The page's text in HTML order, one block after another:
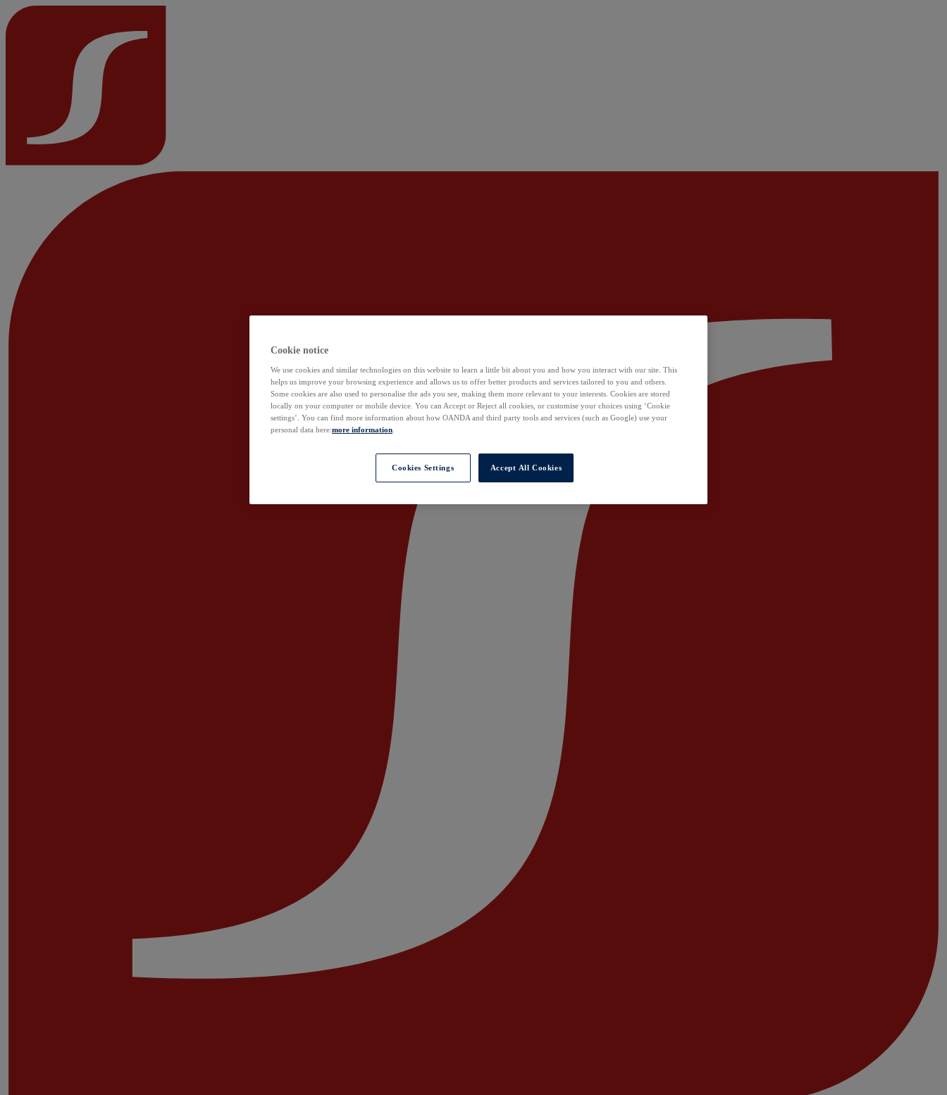
Cookie notice
We use cookies and similar technologies on this website to learn a little bit about you and how you interact with our site. This
helps us improve your browsing experience and allows us to offer better products and services tailored to you and others.
Some cookies are also used to personalise the ads you see, making them more relevant to your interests. Cookies are stored
locally on your computer or mobile device. You can Accept or Reject all cookies, or customise your choices using ‘Cookie
settings’. You can find more information about how OANDA and third party tools and services (such as Google) use your
personal data here:more information
Cookies Settings Accept All Cookies